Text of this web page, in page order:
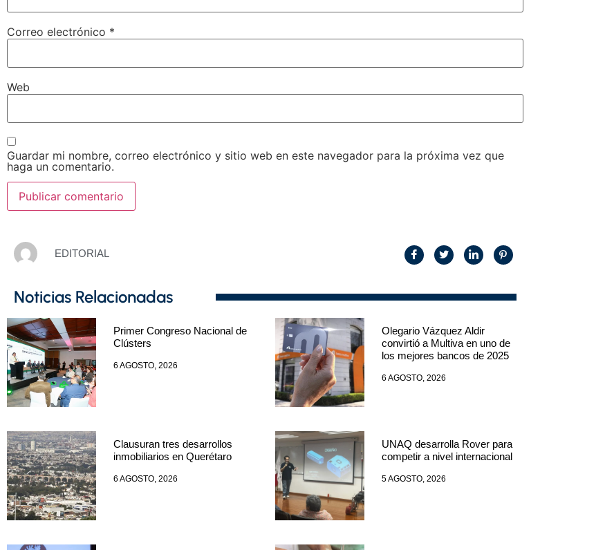
Correo electrónico *
Web
Guardar mi nombre, correo electrónico y sitio web en este navegador para la próxima vez que
haga un comentario.
EDITORIAL
Noticias Relacionadas
Primer Congreso Nacional de
Clústers
6 AGOSTO, 2026
Olegario Vázquez Aldir
convirtió a Multiva en uno de
los mejores bancos de 2025
6 AGOSTO, 2026
Clausuran tres desarrollos
inmobiliarios en Querétaro
6 AGOSTO, 2026
UNAQ desarrolla Rover para
competir a nivel internacional
5 AGOSTO, 2026